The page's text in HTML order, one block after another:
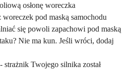
osłonę woreczka
pod maską samochodu
się powoli zapachowi pod maską
Nie ma kun. Jeśli wróci, dodaj
- strażnik Twojego silnika został